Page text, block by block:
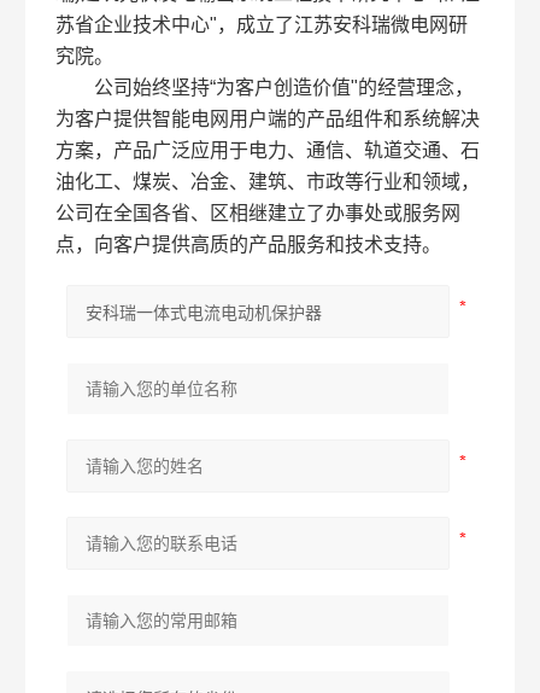
苏省企业技术中心"，成立了江苏安科瑞微电网研
究院。
公司始终坚持“为客户创造价值"的经营理念，
为客户提供智能电网用户端的产品组件和系统解决
方案，产品广泛应用于电力、通信、轨道交通、石
油化工、煤炭、冶金、建筑、市政等行业和领域，
公司在全国各省、区相继建立了办事处或服务网
点，向客户提供高质的产品服务和技术支持。